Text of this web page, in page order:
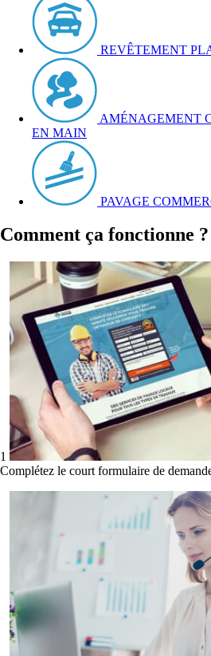
REVÊTEMENT
AMÉNAGEMENT
EN MAIN
PAVAGE
Comment ça fonctionne ?
1
Complétez le court formulaire de